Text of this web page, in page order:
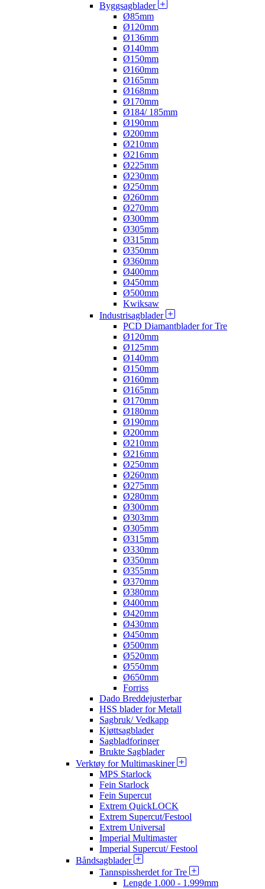
Byggsagblader
Ø85mm
Ø120mm
Ø136mm
Ø140mm
Ø150mm
Ø160mm
Ø165mm
Ø168mm
Ø170mm
Ø184/ 185mm
Ø190mm
Ø200mm
Ø210mm
Ø216mm
Ø225mm
Ø230mm
Ø250mm
Ø260mm
Ø270mm
Ø300mm
Ø305mm
Ø315mm
Ø350mm
Ø360mm
Ø400mm
Ø450mm
Ø500mm
Kwiksaw
Industrisagblader
PCD Diamantblader for Tre
Ø120mm
Ø125mm
Ø140mm
Ø150mm
Ø160mm
Ø165mm
Ø170mm
Ø180mm
Ø190mm
Ø200mm
Ø210mm
Ø216mm
Ø250mm
Ø260mm
Ø275mm
Ø280mm
Ø300mm
Ø303mm
Ø305mm
Ø315mm
Ø330mm
Ø350mm
Ø355mm
Ø370mm
Ø380mm
Ø400mm
Ø420mm
Ø430mm
Ø450mm
Ø500mm
Ø520mm
Ø550mm
Ø650mm
Forriss
Dado Breddejusterbar
HSS blader for Metall
Sagbruk/ Vedkapp
Kjøttsagblader
Sagbladforinger
Brukte Sagblader
Verktøy for Multimaskiner
MPS Starlock
Fein Starlock
Fein Supercut
Extrem QuickLOCK
Extrem Supercut/Festool
Extrem Universal
Imperial Multimaster
Imperial Supercut/ Festool
Båndsagblader
Tannspissherdet for Tre
Lengde 1.000 - 1.999mm